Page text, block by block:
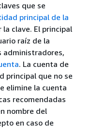
que se
principal de la
clave. El principal
raíz de la
administradores,
. La cuenta de
principal que no se
elimine la cuenta
recomendadas
nombre del
en caso de